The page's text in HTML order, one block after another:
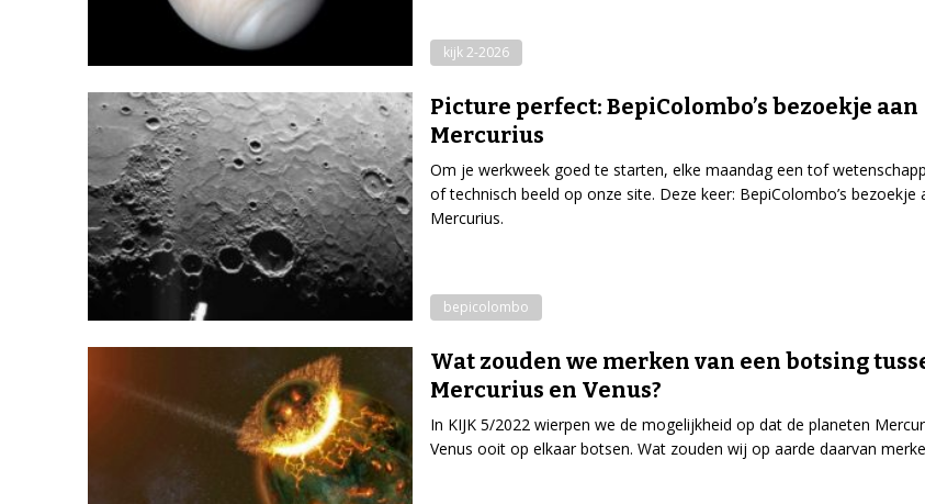
kijk 2-2026
Picture perfect: BepiColombo’s bezoekje aan
Mercurius
Om je werkweek goed te starten, elke maandag een tof
of technisch beeld op onze site. Deze keer: BepiColombo’s bezoekje
Mercurius.
bepicolombo
Wat zouden we merken van een botsing
Mercurius en Venus?
In KIJK 5/2022 wierpen we de mogelijkheid op dat de planeten
Venus ooit op elkaar botsen. Wat zouden wij op aarde daarvan